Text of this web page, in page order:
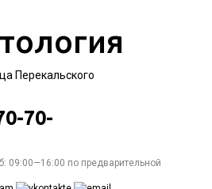
Перекальского
70-
09:00—16:00 по предварительной